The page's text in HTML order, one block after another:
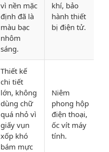
vì nền mặc
định đã là
màu bạc
nhôm
sáng.
khí, bảo
hành thiết
bị điện tử.
Thiết kế
chi tiết
lớn, không
dùng chữ
quá nhỏ vì
giấy vụn
xốp khó
bám mực
Niêm
phong hộp
điện thoại,
ốc vít máy
tính.